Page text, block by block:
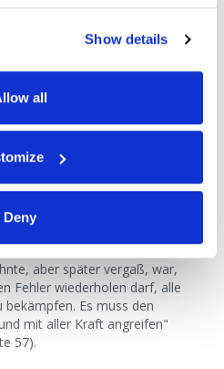
Show details
all
Deny
"der organisierten Macht und
Rasse Europas
lechzte, ihren nationalen
Seiten 585, 189).
waren offensichtlich. Sie
vorbereiteten
übervorteilte (ebenda, Seiten
Strategie ein Meisterstück
mit großer Kraft und unter
Seiten 855-857). Eine Lehre, die
aber später vergaß, war,
Fehler wiederholen darf, alle
bekämpfen. Es muss den
mit aller Kraft angreifen"
57).